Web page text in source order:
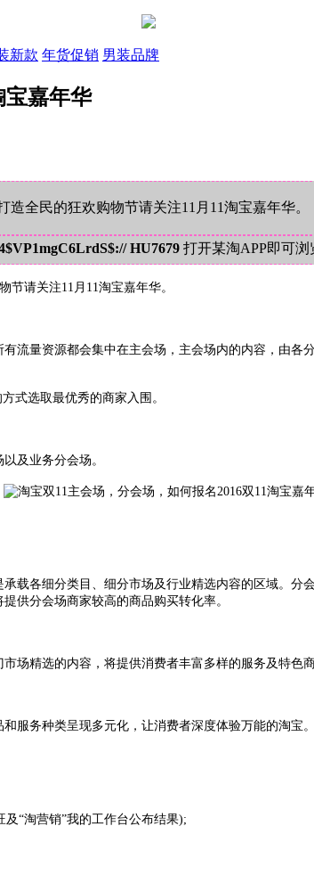
新款 年货促销 男装品牌
宝嘉年华
全民的狂欢购物节请关注11月11淘宝嘉年华。
HU7679 打开某淘APP即可浏
节请关注11月11淘宝嘉年华。
量资源都会集中在主会场，主会场内的内容，由各
式选取最优秀的商家入围。
及业务分会场。
各细分类目、细分市场及行业精选内容的区域。分
供分会场商家较高的商品购买转化率。
精选的内容，将提供消费者丰富多样的服务及特色商
务种类呈现多元化，让消费者深度体验万能的淘宝。
“淘营销”我的工作台公布结果);